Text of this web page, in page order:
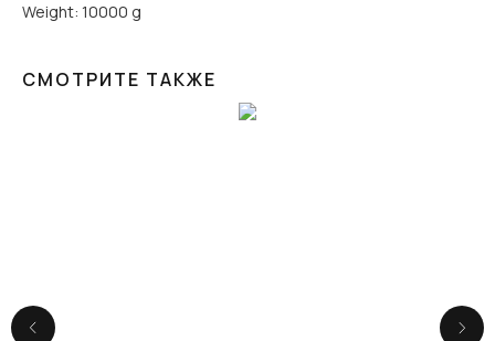
Weight: 10000 g
СМОТРИТЕ ТАКЖЕ